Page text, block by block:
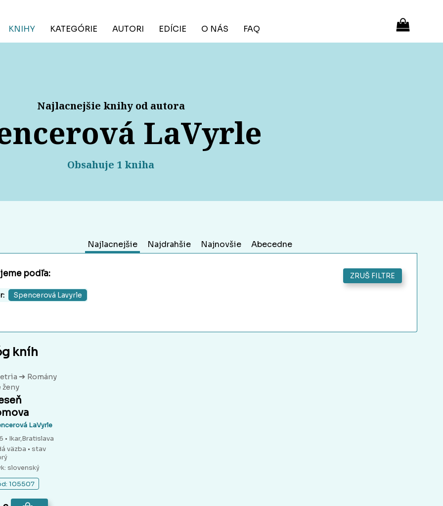
KNIHY KATEGÓRIE AUTORI EDÍCIE O NÁS FAQ
Najlacnejšie knihy od autora
LaVyrle
Obsahuje 1 kniha
Najlacnejšie Najdrahšie Najnovšie Abecedne
podľa: ZRUŠ FILTRE
Spencerová Lavyrle
kníh
➔ Romány
ženy
LaVyrle
• Ikar,Bratislava
väzba • stav
slovenský
105507